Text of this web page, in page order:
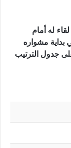
له أمام
ليحصد أول 3 نقاط في بداية مشواره
جدول الترتيب